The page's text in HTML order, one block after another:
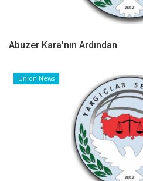
Abuzer Kara'nın Ardından
Union News